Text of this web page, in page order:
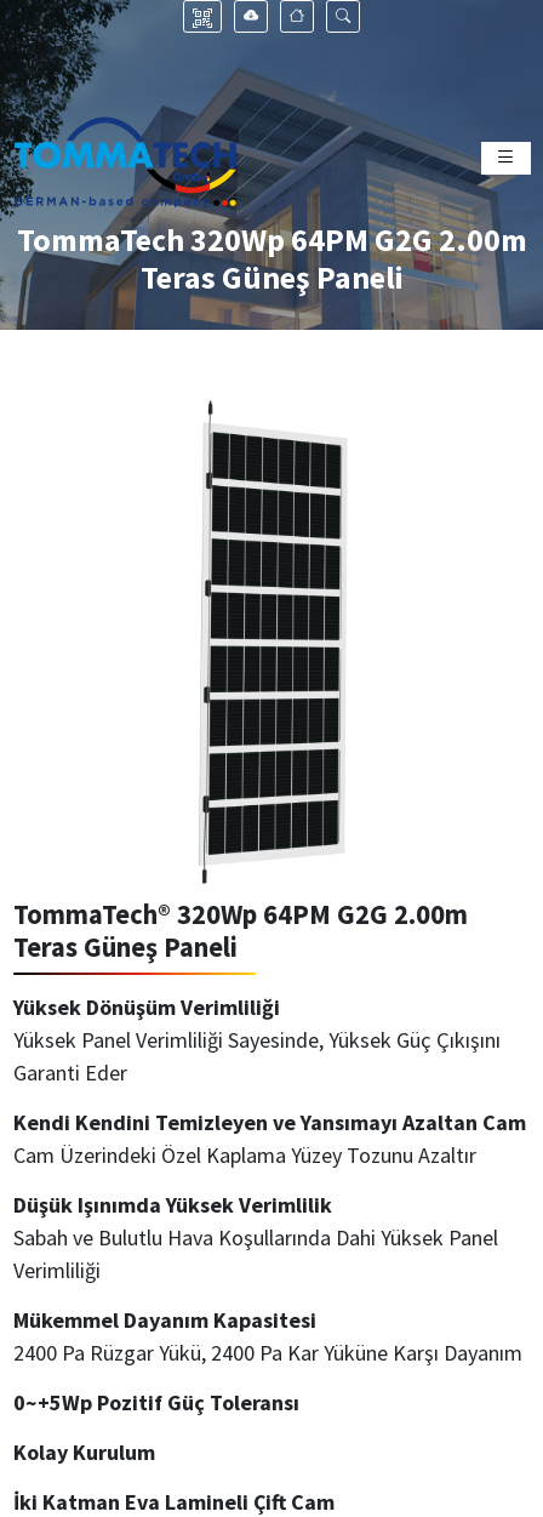
TommaTech 320Wp 64PM G2G 2.00m
Teras Güneş Paneli
TommaTech® 320Wp 64PM G2G 2.00m
Teras Güneş Paneli
Yüksek Dönüşüm Verimliliği
Yüksek Panel Verimliliği Sayesinde, Yüksek Güç Çıkışını
Garanti Eder
Kendi Kendini Temizleyen ve Yansımayı Azaltan Cam
Cam Üzerindeki Özel Kaplama Yüzey Tozunu Azaltır
Düşük Işınımda Yüksek Verimlilik
Sabah ve Bulutlu Hava Koşullarında Dahi Yüksek Panel
Verimliliği
Mükemmel Dayanım Kapasitesi
2400 Pa Rüzgar Yükü, 2400 Pa Kar Yüküne Karşı Dayanım
0~+5Wp Pozitif Güç Toleransı
Kolay Kurulum
İki Katman Eva Lamineli Çift Cam